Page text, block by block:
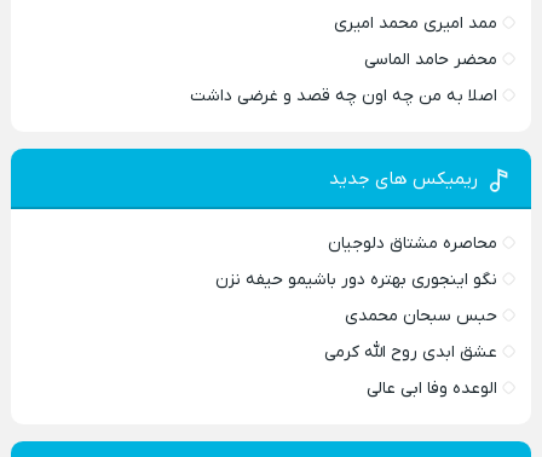
ممد امیری محمد امیری
محضر حامد الماسی
اصلا به من چه اون چه قصد و غرضی داشت
ریمیکس های جدید
محاصره مشتاق دلوجیان
نگو اینجوری بهتره دور باشیمو حیفه نزن
حبس سبحان محمدی
عشق ابدی روح الله کرمی
الوعده وفا ابی عالی